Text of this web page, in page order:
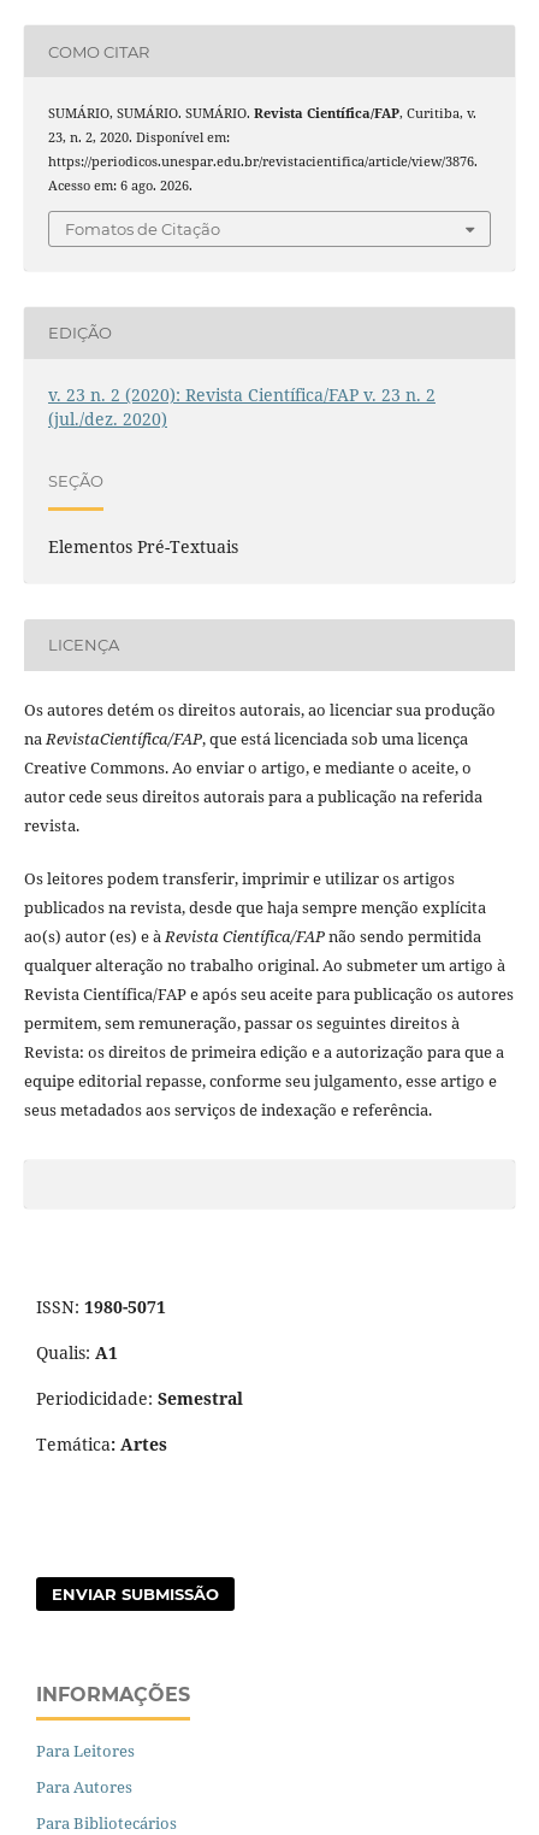
COMO CITAR
SUMÁRIO, SUMÁRIO. SUMÁRIO. Revista Cientí­fica/FAP, Curitiba, v.
23, n. 2, 2020. Disponível em:
https://periodicos.unespar.edu.br/revistacientifica/article/view/3876.
Acesso em: 6 ago. 2026.
Fomatos de Citação
EDIÇÃO
v. 23 n. 2 (2020): Revista Cientí­fica/FAP v. 23 n. 2
(jul./dez. 2020)
SEÇÃO
Elementos Pré-Textuais
LICENÇA
Os autores detém os direitos autorais, ao licenciar sua produção
naRevistaCientí­fica/FAP, que está licenciada sob uma licença
Creative Commons. Ao enviar o artigo, e mediante o aceite, o
autor cede seus direitos autorais para a publicação na referida
revista.
Os leitores podem transferir, imprimir e utilizar os artigos
publicados na revista, desde que haja sempre menção explí­cita
ao(s) autor (es) e àRevista Cientí­fica/FAPnão sendo permitida
qualquer alteração no trabalho original. Ao submeter um artigo à
Revista Cientí­fica/FAP e após seu aceite para publicação os autores
permitem, sem remuneração, passar os seguintes direitos à
Revista: os direitos de primeira edição e a autorização para que a
equipe editorial repasse, conforme seu julgamento, esse artigo e
seus metadados aos serviços de indexação e referência.
ISSN: 1980-5071
Qualis: A1
Periodicidade: Semestral
Temática: Artes
ENVIAR SUBMISSÃO
INFORMAÇÕES
Para Leitores
Para Autores
Para Bibliotecários